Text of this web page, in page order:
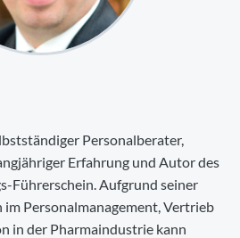
Personalberater,
Erfahrung und Autor des
Führerschein. Aufgrund seiner
Personalmanagement, Vertrieb
in der Pharmaindustrie kann